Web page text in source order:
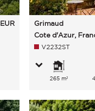
EUR
Grimaud
Cote d'Azur,
V2232ST
265 m²